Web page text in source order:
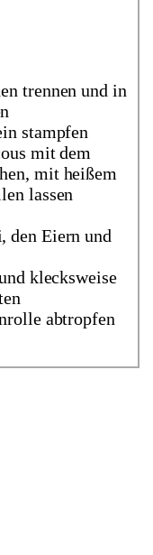
trennen und in
stampfen
mit dem
mit heißem
lassen
den Eiern und
klecksweise
abtropfen